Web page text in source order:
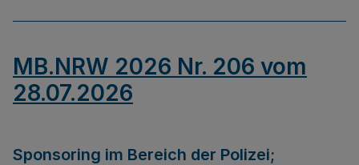
MB.NRW 2026 Nr. 206 vom
28.07.2026
Sponsoring im Bereich der Polizei;